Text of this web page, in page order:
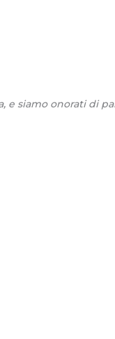
siamo onorati di